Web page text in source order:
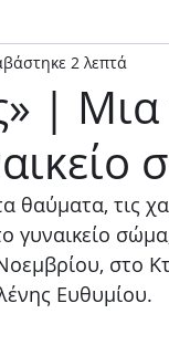
Κοινωνικό
up
|
2 λεπτά
τις
γυναικείο
στο
Ευθυμίου.